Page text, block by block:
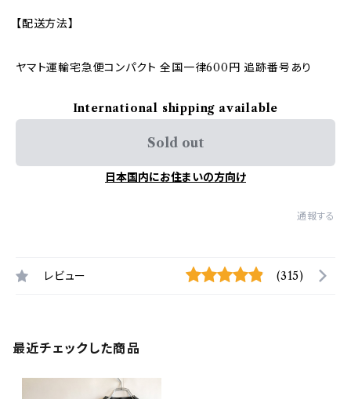
【配送方法】
ヤマト運輸宅急便コンパクト 全国一律600円 追跡番号あり
International shipping available
Sold out
日本国内にお住まいの方向け
通報する
レビュー (315)
最近チェックした商品